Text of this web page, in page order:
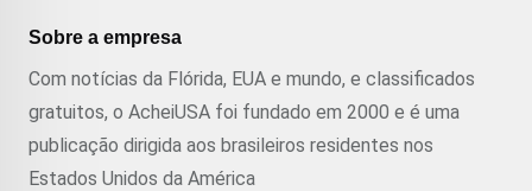
Sobre a empresa
Com notícias da Flórida, EUA e mundo, e classificados
gratuitos, o AcheiUSA foi fundado em 2000 e é uma
publicação dirigida aos brasileiros residentes nos
Estados Unidos da América